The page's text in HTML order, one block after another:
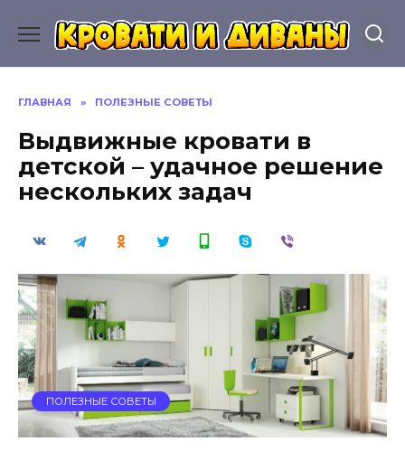
содержанию
ГЛАВНАЯ » ПОЛЕЗНЫЕ СОВЕТЫ
Выдвижные кровати в
детской – удачное решение
нескольких задач
ПОЛЕЗНЫЕ СОВЕТЫ